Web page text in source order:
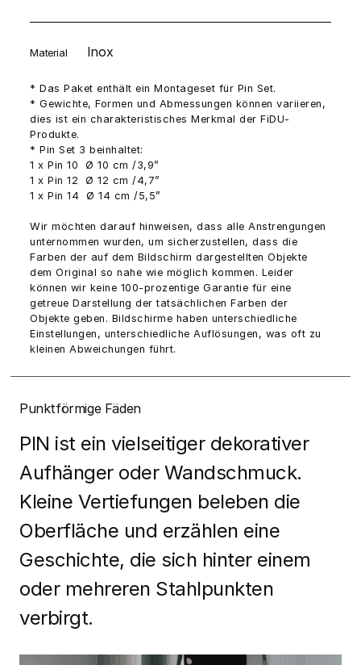
Material Inox
* Das Paket enthält ein Montageset für Pin Set.
* Gewichte, Formen und Abmessungen können variieren,
dies ist ein charakteristisches Merkmal der FiDU-
Produkte.
* Pin Set 3 beinhaltet:
1 x Pin 10 Ø 10 cm /3,9”
1 x Pin 12 Ø 12 cm /4,7”
1 x Pin 14 Ø 14 cm /5,5”
Wir möchten darauf hinweisen, dass alle Anstrengungen
unternommen wurden, um sicherzustellen, dass die
Farben der auf dem Bildschirm dargestellten Objekte
dem Original so nahe wie möglich kommen. Leider
können wir keine 100-prozentige Garantie für eine
getreue Darstellung der tatsächlichen Farben der
Objekte geben. Bildschirme haben unterschiedliche
Einstellungen, unterschiedliche Auflösungen, was oft zu
kleinen Abweichungen führt.
Punktförmige Fäden
PIN ist ein vielseitiger dekorativer
Aufhänger oder Wandschmuck.
Kleine Vertiefungen beleben die
Oberfläche und erzählen eine
Geschichte, die sich hinter einem
oder mehreren Stahlpunkten
verbirgt.